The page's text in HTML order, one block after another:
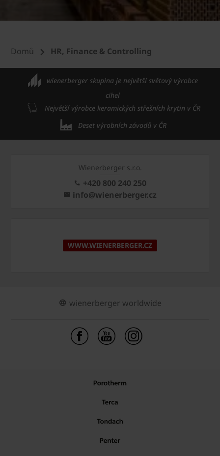
Domů HR, Finance & Controlling
wienerberger skupina je největší světový výrobce
cihel
Největší výrobce keramických střešních krytin v ČR
Deset výrobních závodů v ČR
Wienerberger s.r.o.
+420 800 240 250
info@wienerberger.cz
WWW.WIENERBERGER.CZ
wienerberger worldwide